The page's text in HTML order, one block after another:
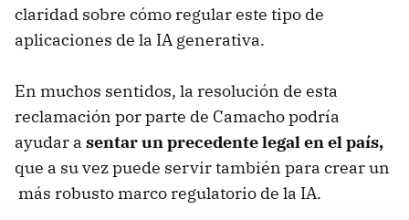
claridad sobre cómo regular este tipo de
aplicaciones de la IA generativa.
En muchos sentidos, la resolución de esta
reclamación por parte de Camacho podría
ayudar a sentar un precedente legal en el país,
que a su vez puede servir también para crear un
más robusto marco regulatorio de la IA.